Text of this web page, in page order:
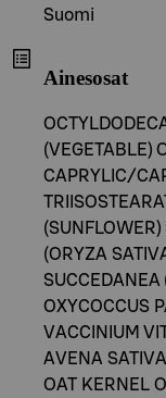
Suomi
Ainesosat
(VEGETABLE)
CAPRYLIC/
(ORYZA
SUCCEDANEA
OXYCOCCUS
VACCINIUM
AVENA
OAT KERNEL